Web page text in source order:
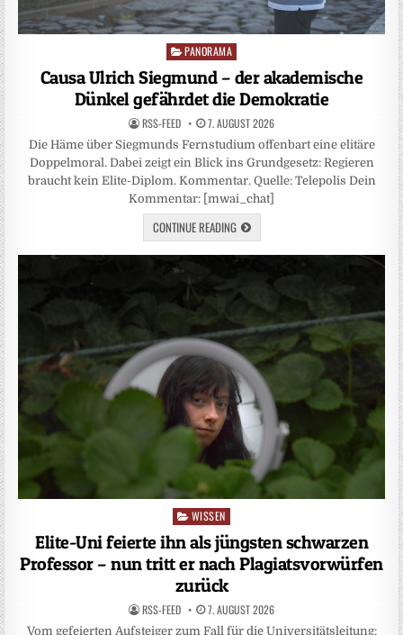
Posted
PANORAMA
Causa Ulrich Siegmund – der akademische
Dünkel gefährdet die Demokratie
RSS-FEED 7. AUGUST 2026
Die Häme über Siegmunds Fernstudium offenbart eine elitäre
Doppelmoral. Dabei zeigt ein Blick ins Grundgesetz: Regieren
braucht kein Elite-Diplom. Kommentar. Quelle: Telepolis Dein
Kommentar: [mwai_chat]
CONTINUE READING
Posted
WISSEN
Elite-Uni feierte ihn als jüngsten schwarzen
Professor – nun tritt er nach Plagiatsvorwürfen
zurück
RSS-FEED 7. AUGUST 2026
Vom gefeierten Aufsteiger zum Fall für die Universitätsleitung: